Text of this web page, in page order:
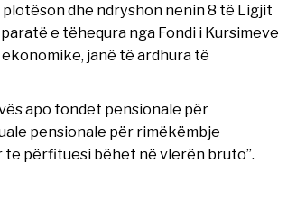
dhe ndryshon nenin 8 të Ligjit
e tëhequra nga Fondi i Kursimeve
janë të ardhura të
apo fondet pensionale për
pensionale për rimëkëmbje
te përfituesi bëhet në vlerën bruto”.